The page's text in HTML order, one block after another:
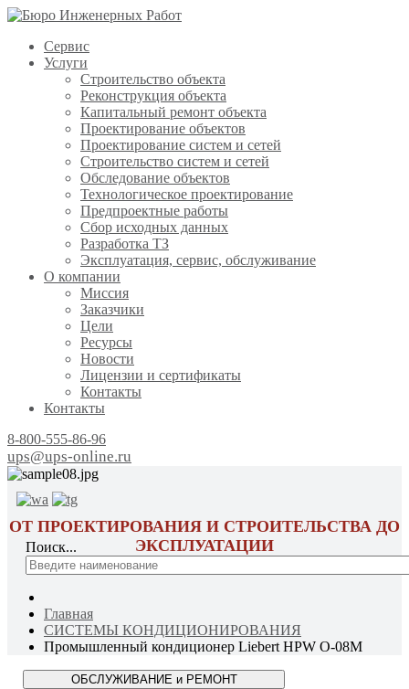
Сервис
Услуги
Строительство объекта
Реконструкция объекта
Капитальный ремонт объекта
Проектирование объектов
Проектирование систем и сетей
Строительство систем и сетей
Обследование объектов
Технологическое проектирование
Предпроектные работы
Сбор исходных данных
Разработка ТЗ
Эксплуатация, сервис, обслуживание
О компании
Миссия
Заказчики
Цели
Ресурсы
Новости
Лицензии и сертификаты
Контакты
Контакты
8-800-555-86-96
ups@ups-online.ru
ОТ ПРОЕКТИРОВАНИЯ И СТРОИТЕЛЬСТВА ДО
ЭКСПЛУАТАЦИИ
Поиск...
Главная
СИСТЕМЫ КОНДИЦИОНИРОВАНИЯ
Промышленный кондиционер Liebert HPW O-08M